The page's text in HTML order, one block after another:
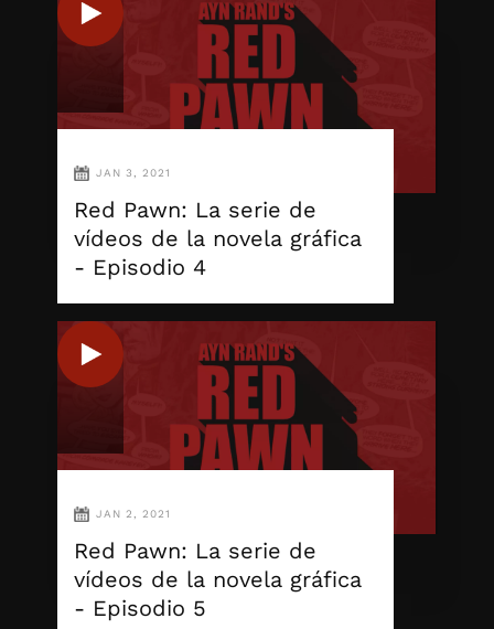
JAN 3, 2021
Red Pawn: La serie de
vídeos de la novela gráfica
- Episodio 4
JAN 2, 2021
Red Pawn: La serie de
vídeos de la novela gráfica
- Episodio 5